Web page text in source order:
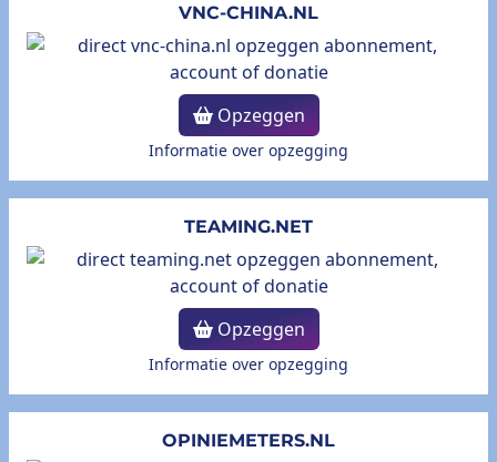
VNC-CHINA.NL
Opzeggen
Informatie over opzegging
TEAMING.NET
Opzeggen
Informatie over opzegging
OPINIEMETERS.NL